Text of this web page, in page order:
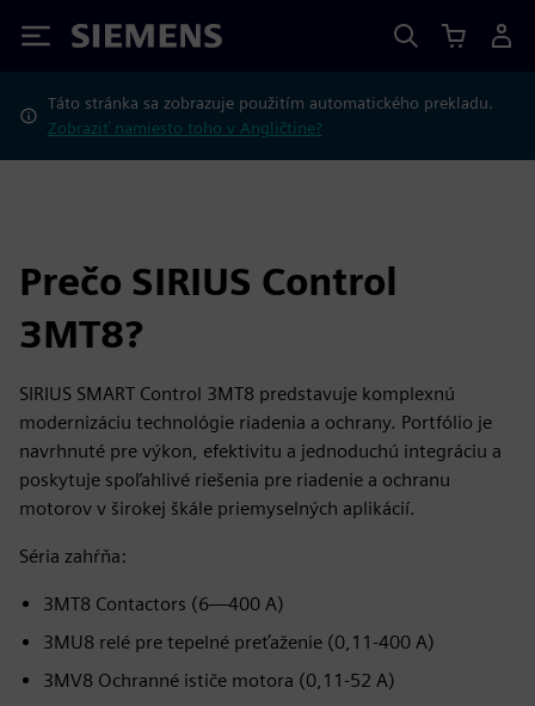
Siemens
Táto stránka sa zobrazuje použitím automatického prekladu.
Zobraziť namiesto toho v Angličtine?
Prečo SIRIUS Control
3MT8?
SIRIUS SMART Control 3MT8 predstavuje komplexnú
modernizáciu technológie riadenia a ochrany. Portfólio je
navrhnuté pre výkon, efektivitu a jednoduchú integráciu a
poskytuje spoľahlivé riešenia pre riadenie a ochranu
motorov v širokej škále priemyselných aplikácií.
Séria zahŕňa:
3MT8 Contactors (6—400 A)
3MU8 relé pre tepelné preťaženie (0,11-400 A)
3MV8 Ochranné ističe motora (0,11-52 A)